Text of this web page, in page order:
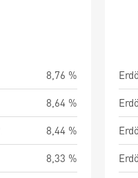
8,76 %
8,64 %
8,44 %
8,33 %